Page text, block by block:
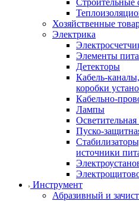
Строительные
Хозяйственные
Электрика
Элементы
Детекторы
Кабель-
коробки
Кабельно-
Лампы
Пуско-
источники
Инструмент
Абразивный и